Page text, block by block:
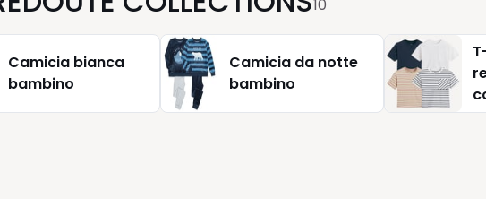
10
Camicia bianca
bambino
Camicia da notte
bambino